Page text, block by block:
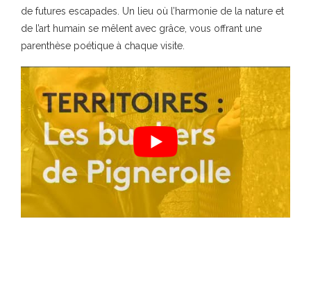
de futures escapades. Un lieu où l’harmonie de la nature et
de l’art humain se mêlent avec grâce, vous offrant une
parenthèse poétique à chaque visite.